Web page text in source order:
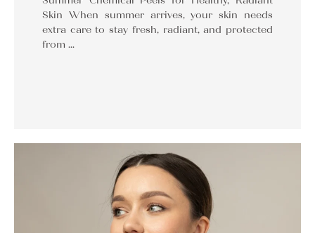
Skin When summer arrives, your skin needs
extra care to stay fresh, radiant, and protected
from …